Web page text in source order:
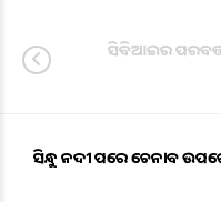
ସିବିଆଇର ପରବର୍ତ୍ତୀ
ସିନ୍ଧୁ ନଦୀ ପରେ ଚେନାବ